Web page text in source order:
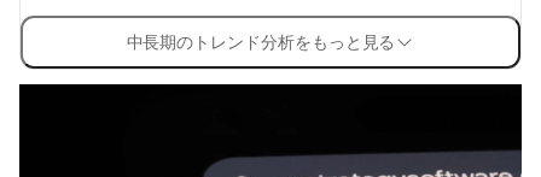
中長期のトレンド分析をもっと見る